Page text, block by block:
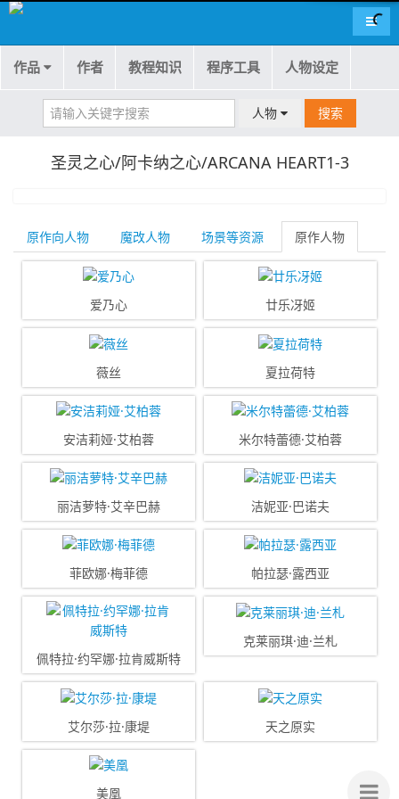
导航
作品 作者 教程知识 程序工具 人物设定
人物 搜索
圣灵之心/阿卡纳之心/ARCANA HEART1-3
原作向人物 魔改人物 场景等资源 原作人物
爱乃心 廿乐冴姬
薇丝 夏拉荷特
安洁莉娅·艾柏蓉 米尔特蕾德·艾柏蓉
丽洁萝特·艾辛巴赫 洁妮亚·巴诺夫
菲欧娜·梅菲德 帕拉瑟·露西亚
佩特拉·约罕娜·拉肯威斯特
克莱丽琪·迪·兰札
艾尔莎·拉·康堤 天之原实
美凰 侧